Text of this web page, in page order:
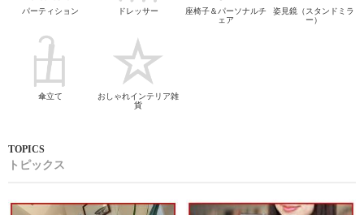
パーティション ドレッサー
座椅子＆パーソナルチ
ェア
姿見鏡（スタンドミラ
ー）
傘立て
おしゃれインテリア雑
貨
トピックス